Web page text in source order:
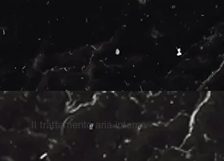
Il trattamento aria interna